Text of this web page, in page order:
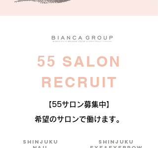
55 SALON
RECRUIT
【55サロン募集中】
​希望のサロンで働けます。
shinjuku
shinjuku